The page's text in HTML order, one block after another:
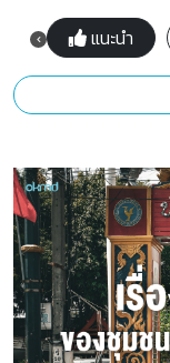
เป็นพื้นที่ฮิป ๆ ที่
ด้วยอาหารพื้น
ตัวอยู่ท่ามกลาง
งานศิลปะ และ
ธรรมชาติ วัฒน
แนะนำ